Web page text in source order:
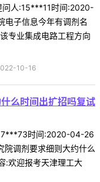
问人:15***11时间:2020-
子信息今年有调剂名
专业集成电路工程方向
10-16
么时间出扩招吗复试
时间:2020-04-26
院调剂要求细则大约什么
:欢迎报考天津理工大